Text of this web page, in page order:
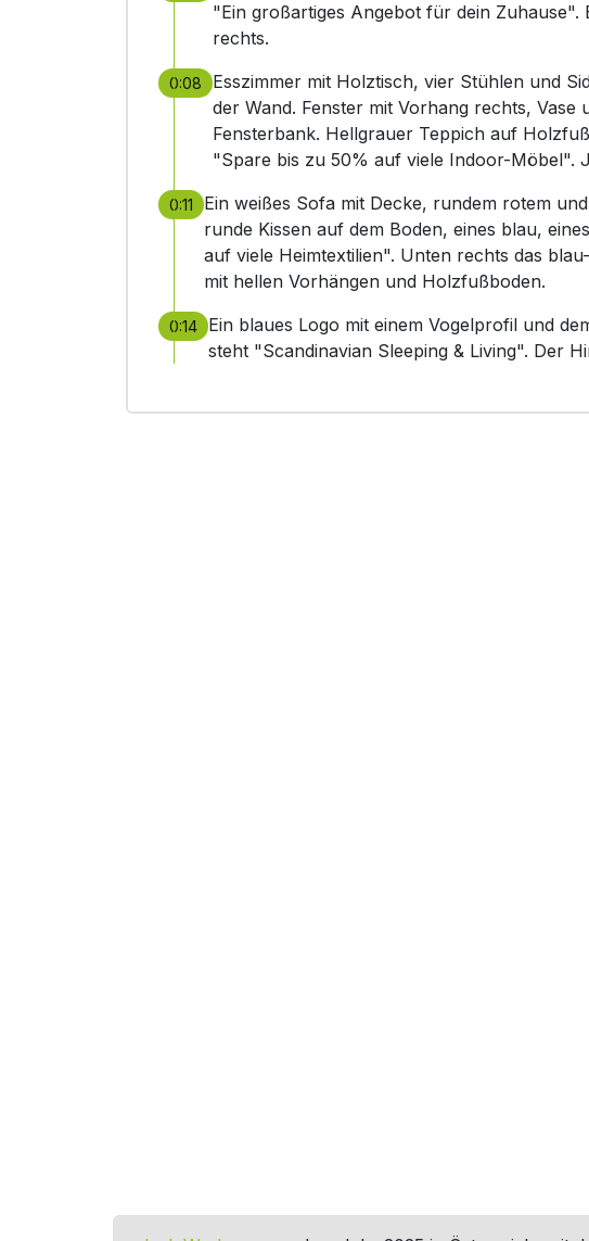
"Ein großartiges Angebot für dein Zuhause".
rechts.
0:08
Esszimmer mit Holztisch, vier Stühlen und
der Wand. Fenster mit Vorhang rechts, Vase
Fensterbank. Hellgrauer Teppich auf
"Spare bis zu 50% auf viele Indoor-Möbel".
0:11
Ein weißes Sofa mit Decke, rundem rotem
runde Kissen auf dem Boden, eines blau,
auf viele Heimtextilien". Unten rechts das
mit hellen Vorhängen und Holzfußboden.
0:14
Ein blaues Logo mit einem Vogelprofil und
steht "Scandinavian Sleeping & Living". Der